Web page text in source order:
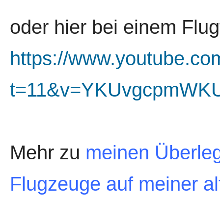
oder hier bei einem
https://
Mehr zu meinen
Flugzeuge auf meiner